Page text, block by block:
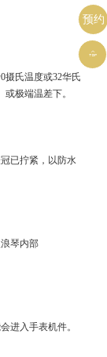
摄氏温度或32华氏
极端温差下。
已拧紧，以防水
琴内部
进入手表机件。
预约
